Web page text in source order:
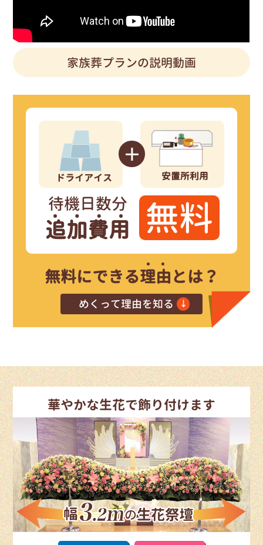
家族葬プランの説明動画
ドライアイス＆安置所利用料
無料の理由
多くの方が抱く
【葬儀の日程による追加費用の心配】
を解消する為、
安置所を自前でご用意する事と
ドライアイスを複数の問屋から
ある程度の量を仕入れる事により
仕入れ値を下げる事に成功し、
今までお世話になった地域の皆様へ
少しでも還元できるように
という当社の理念により実現。
ドライアイス 安置所利用
待機日数分
追加費用 無料
無料にできる理由とは？
めくって理由を知る
華やかな生花で飾り付けます